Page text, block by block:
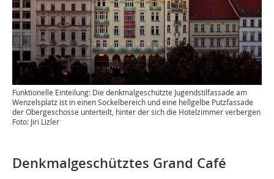
Funktionelle Einteilung: Die denkmalgeschützte Jugendstilfassade am
Wenzelsplatz ist in einen Sockelbereich und eine hellgelbe Putzfassade
der Obergeschosse unterteilt, hinter der sich die Hotelzimmer verbergen
Foto: Jiri Lizler
Denkmalgeschütztes Grand Café